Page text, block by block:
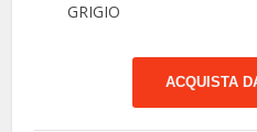
GRIGIO
ACQUISTA